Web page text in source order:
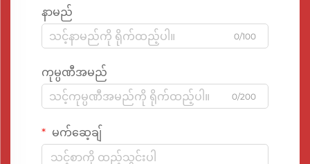
နာမည်
0/100
ကုမ္ပဏီအမည်
0/200
မက်ဆေ့ချ်